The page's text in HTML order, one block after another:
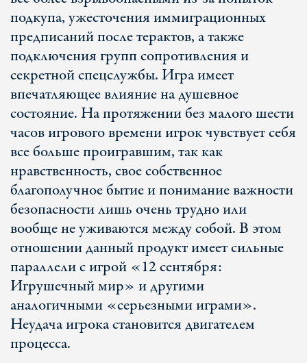
подкупа, ужесточения иммиграционных
предписаний после терактов, а также
подключения групп сопротивления и
секретной спецслужбы. Игра имеет
впечатляющее влияние на душевное
состояние. На протяжении без малого шести
часов игрового времени игрок чувствует себя
все больше проигравшим, так как
нравственность, свое собственное
благополучное бытие и понимание важности
безопасности лишь очень трудно или
вообще не уживаются между собой. В этом
отношении данный продукт имеет сильные
параллели с игрой «12 сентября:
Игрушечный мир» и другими
аналогичными «серьезными играми».
Неудача игрока становится двигателем
процесса.